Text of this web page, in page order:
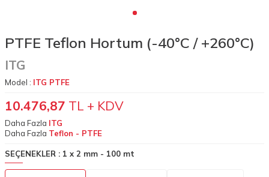
PTFE Teflon Hortum (-40°C / +260°C)
ITG
Model : ITG PTFE
10.476,87 TL + KDV
Daha Fazla ITG
Daha Fazla Teflon - PTFE
SEÇENEKLER : 1 x 2 mm - 100 mt